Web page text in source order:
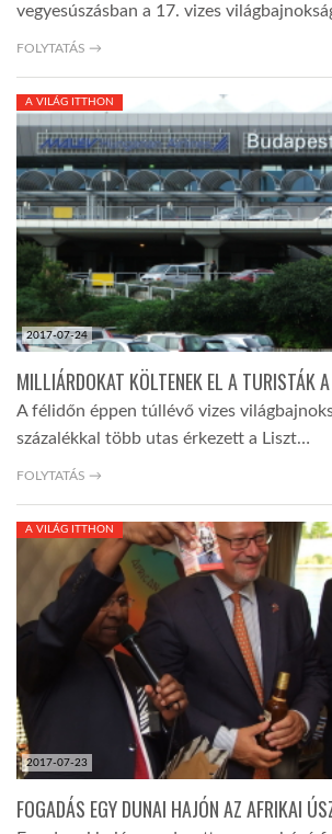
vegyesúszásban a 17. vizes
FOLYTATÁS →
2017-07-24
A VILÁG ITTHON
MILLIÁRDOKAT KÖLTENEK EL A TURISTÁK A
A félidőn éppen túllévő vizes
százalékkal több utas érkezett a Liszt…
FOLYTATÁS →
2017-07-23
A VILÁG ITTHON
FOGADÁS EGY DUNAI HAJÓN AZ AFRIKAI